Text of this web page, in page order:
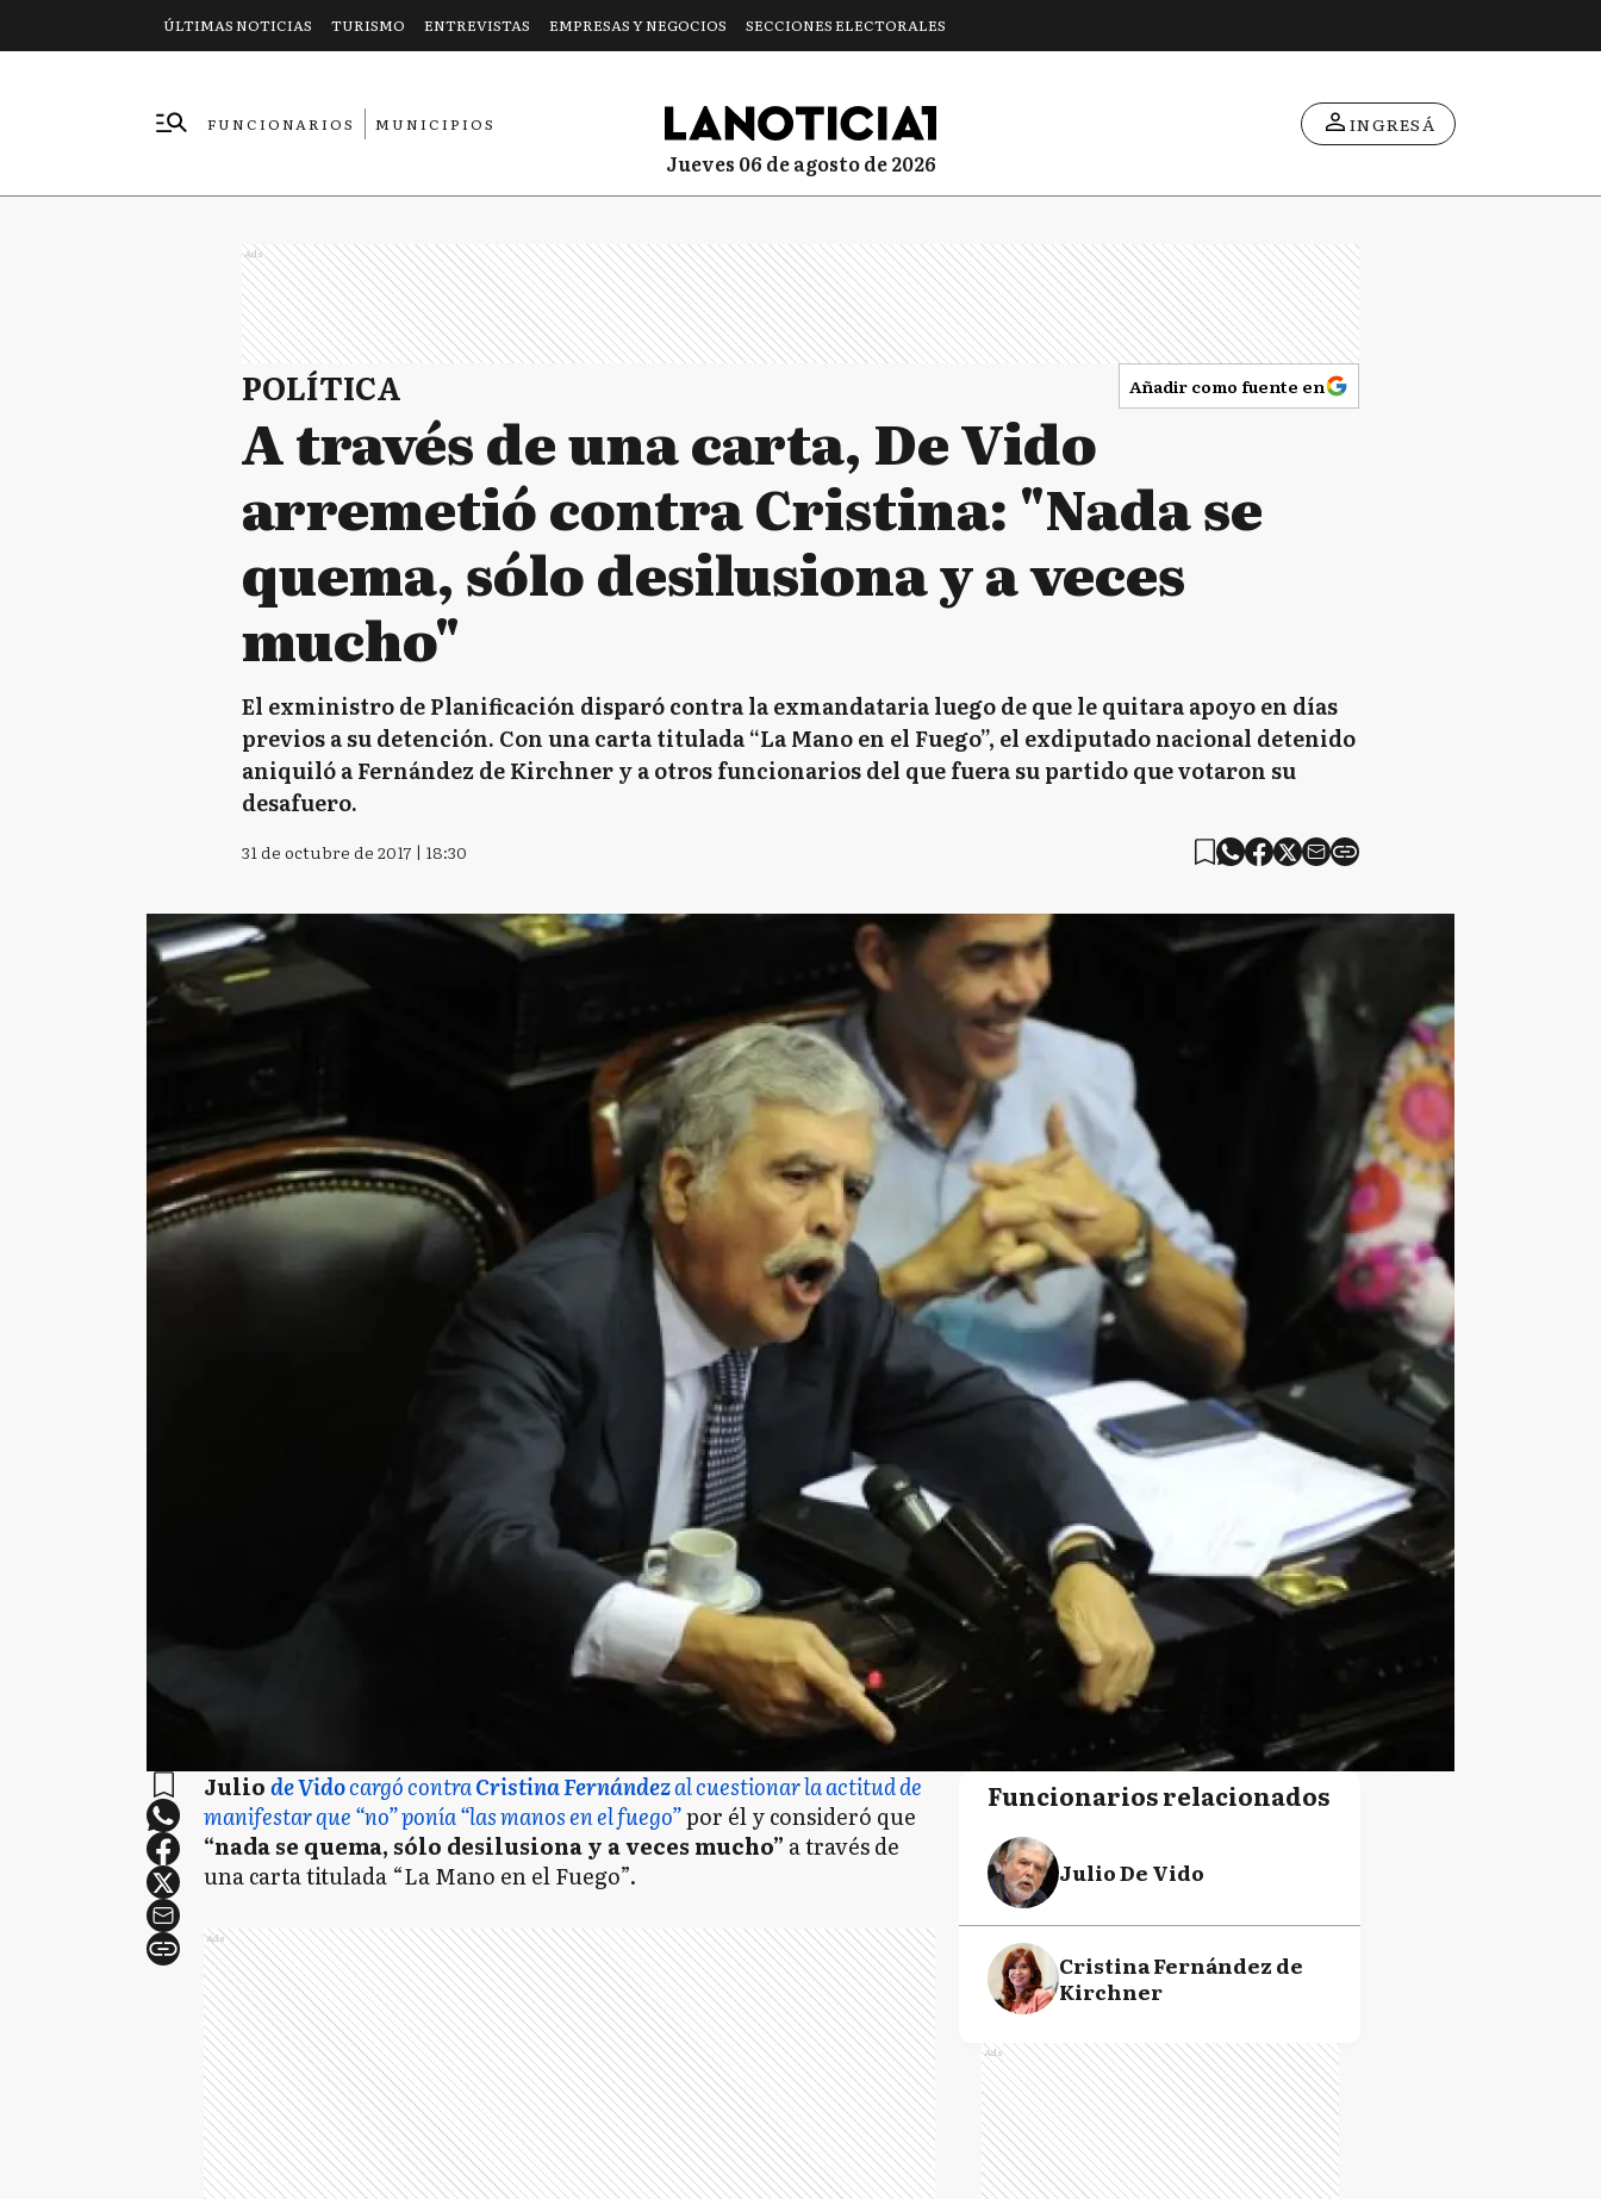
ÚLTIMAS NOTICIAS TURISMO ENTREVISTAS EMPRESAS Y NEGOCIOS SECCIONES ELECTORALES
FUNCIONARIOS
MUNICIPIOS
jueves 06 de agosto de 2026
INGRESÁ
Ads
POLÍTICA Añadir como fuente en
A través de una carta, De Vido
arremetió contra Cristina: "Nada se
quema, sólo desilusiona y a veces
mucho"
El exministro de Planificación disparó contra la exmandataria luego de que le quitara apoyo en días
previos a su detención. Con una carta titulada “La Mano en el Fuego”, el exdiputado nacional detenido
aniquiló a Fernández de Kirchner y a otros funcionarios del que fuera su partido que votaron su
desafuero.
31 de octubre de 2017 | 18:30
Juliode Vidocargó contraCristina Fernándezal cuestionar la actitud de
manifestar que “no” ponía “las manos en el fuego”por él y consideró que
“nada se quema, sólo desilusiona y a veces mucho” a través de
una carta titulada “La Mano en el Fuego”.
Ads
Funcionarios relacionados
Julio De Vido
Cristina Fernández de
Kirchner
Ads